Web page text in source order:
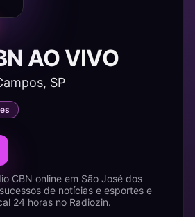
AO VIVO
SP
CBN online em São José dos
de notícias e esportes e
24 horas no Radiozin.